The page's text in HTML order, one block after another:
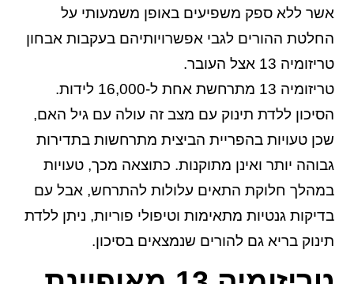
אשר ללא ספק משפיעים באופן משמעותי על
החלטת ההורים לגבי אפשרויותיהם בעקבות אבחון
טריזומיה 13 אצל העובר.
טריזומיה 13 מתרחשת אחת ל-16,000 לידות.
הסיכון ללדת תינוק עם מצב זה עולה עם גיל האם,
שכן טעויות בהפריית הביצית מתרחשות בתדירות
גבוהה יותר ואינן מתוקנות. כתוצאה מכך, טעויות
במהלך חלוקת התאים עלולות להתרחש, אבל עם
בדיקות גנטיות מתאימות וטיפולי פוריות, ניתן ללדת
תינוק בריא גם להורים שנמצאים בסיכון.